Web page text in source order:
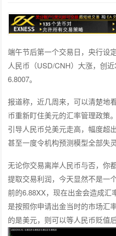
端午节后第一个交易日，央行设
人民币（USD/CNH）大涨，创
6.8007。
报道称，近几周来，可以清楚地
币重新盯住美元的汇率管理政策
引导人民币兑美元走高，幅度超
甚至一度令机构预测模型全部失灵
无论你交易离岸人民币与否，你
提取交易利润，今天显然不是一
前的6.88XX，现在出金会造成汇
是按照你申请出金当时的市场汇
的是美元，则可以等人民币贬值后